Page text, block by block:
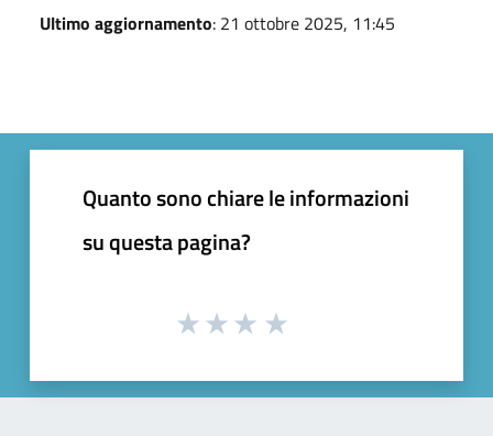
Ultimo aggiornamento: 21 ottobre 2025, 11:45
Quanto sono chiare le informazioni
su questa pagina?